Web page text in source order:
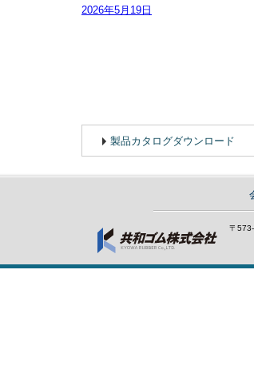
2026年5月19日
製品カタログダウンロード
〒